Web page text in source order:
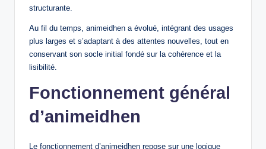
structurante.
Au fil du temps, animeidhen a évolué, intégrant des usages
plus larges et s’adaptant à des attentes nouvelles, tout en
conservant son socle initial fondé sur la cohérence et la
lisibilité.
Fonctionnement général
d’animeidhen
Le fonctionnement d’animeidhen repose sur une logique